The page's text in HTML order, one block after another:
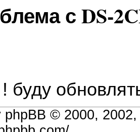
с DS-
буду
phpBB © 2000,